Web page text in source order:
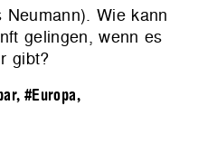
Wie kann
gelingen, wenn es
gibt?
, #Europa,